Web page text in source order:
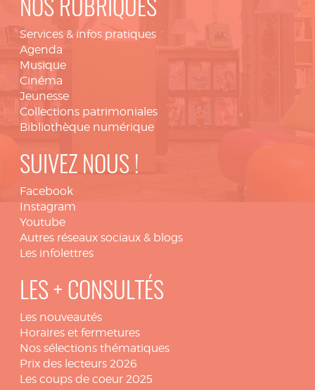
NOS RUBRIQUES
Services & infos pratiques
Agenda
Musique
Cinéma
Jeunesse
Collections patrimoniales
Bibliothèque numérique
SUIVEZ NOUS !
Facebook
Instagram
Youtube
Autres réseaux sociaux & blogs
Les infolettres
LES + CONSULTÉS
Les nouveautés
Horaires et fermetures
Nos sélections thématiques
Prix des lecteurs 2026
Les coups de coeur 2025